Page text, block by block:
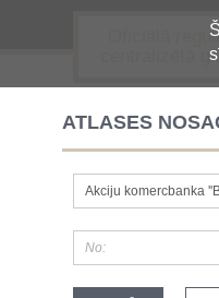
Oficiālā
centralizētā
ATLASES